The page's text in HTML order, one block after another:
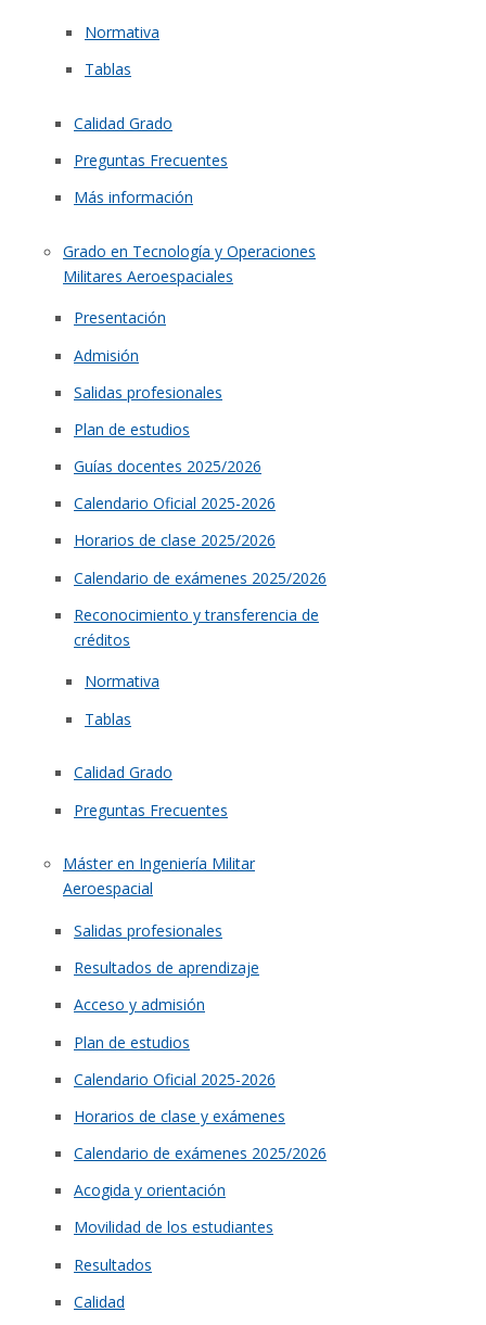
Normativa
Tablas
Calidad Grado
Preguntas Frecuentes
Más información
Grado en Tecnología y Operaciones
Militares Aeroespaciales
Presentación
Admisión
Salidas profesionales
Plan de estudios
Guías docentes 2025/2026
Calendario Oficial 2025-2026
Horarios de clase 2025/2026
Calendario de exámenes 2025/2026
Reconocimiento y transferencia de
créditos
Normativa
Tablas
Calidad Grado
Preguntas Frecuentes
Máster en Ingeniería Militar
Aeroespacial
Salidas profesionales
Resultados de aprendizaje
Acceso y admisión
Plan de estudios
Calendario Oficial 2025-2026
Horarios de clase y exámenes
Calendario de exámenes 2025/2026
Acogida y orientación
Movilidad de los estudiantes
Resultados
Calidad